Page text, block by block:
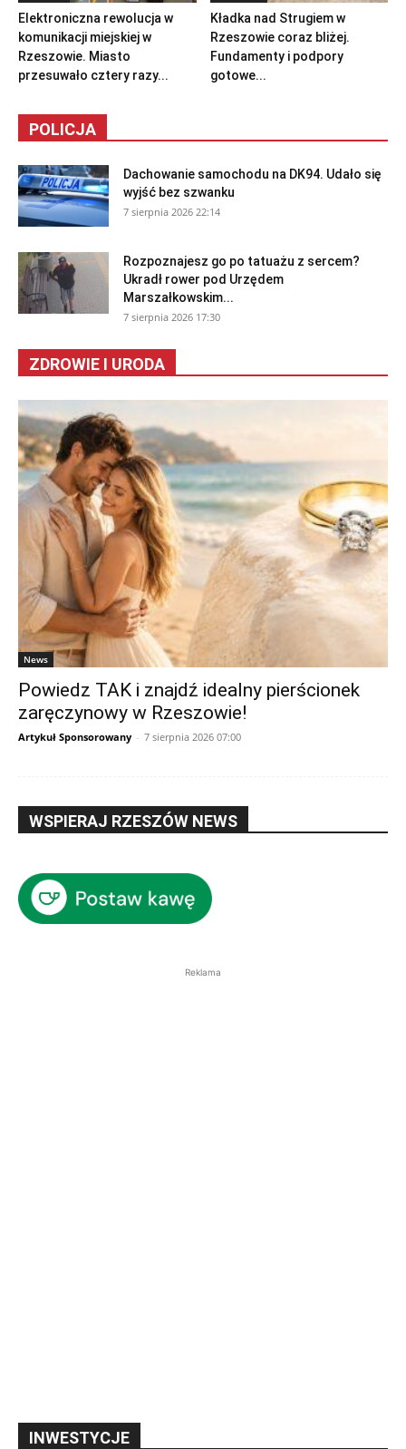
Elektroniczna rewolucja w
komunikacji miejskiej w
Rzeszowie. Miasto
przesuwało cztery razy...
Kładka nad Strugiem w
Rzeszowie coraz bliżej.
Fundamenty i podpory
gotowe...
POLICJA
Dachowanie samochodu na DK94. Udało się
wyjść bez szwanku
7 sierpnia 2026 22:14
Rozpoznajesz go po tatuażu z sercem?
Ukradł rower pod Urzędem
Marszałkowskim...
7 sierpnia 2026 17:30
ZDROWIE I URODA
News
Powiedz TAK i znajdź idealny pierścionek
zaręczynowy w Rzeszowie!
Artykuł Sponsorowany - 7 sierpnia 2026 07:00
WSPIERAJ RZESZÓW NEWS
Reklama
INWESTYCJE